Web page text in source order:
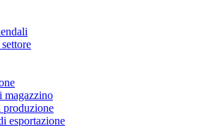
magazzino
esportazione